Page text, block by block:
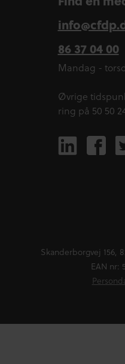
86 37 04 00
Mandag -
Øvrige
ring på 50 50
Skanderborgvej 156,
EAN nr: